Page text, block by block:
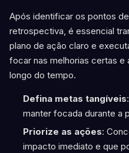
Após identificar os pontos
retrospectiva, é essencial
plano de ação claro e
focar nas melhorias certas e
longo do tempo.
Defina metas tangíveis
manter focada durante a
Priorize as ações:
impacto imediato e que